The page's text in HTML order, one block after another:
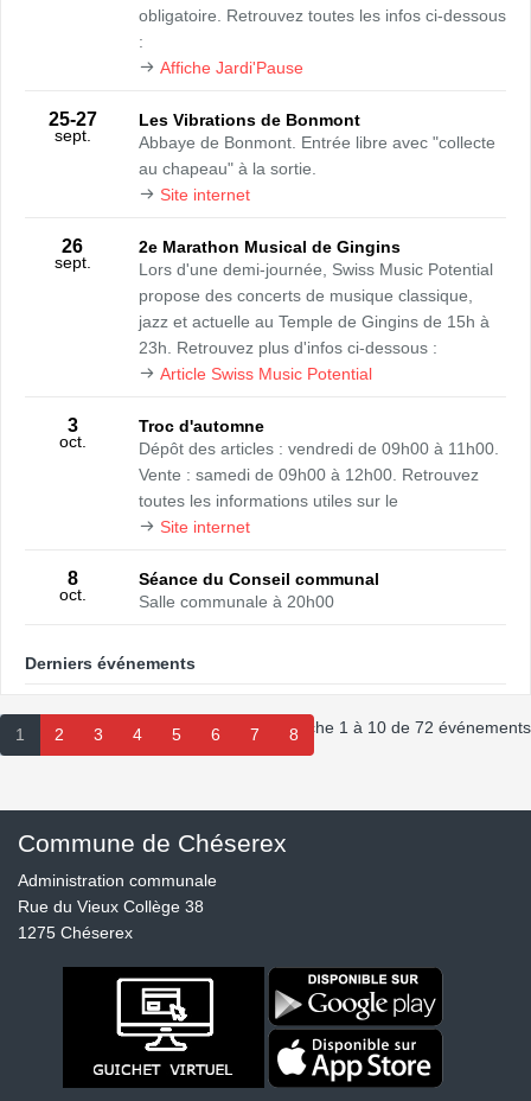
obligatoire. Retrouvez toutes les infos ci-dessous
:
Affiche Jardi'Pause
25-27
sept.
Les Vibrations de Bonmont
Abbaye de Bonmont. Entrée libre avec "collecte
au chapeau" à la sortie.
Site internet
26
sept.
2e Marathon Musical de Gingins
Lors d'une demi-journée, Swiss Music Potential
propose des concerts de musique classique,
jazz et actuelle au Temple de Gingins de 15h à
23h. Retrouvez plus d'infos ci-dessous :
Article Swiss Music Potential
3
oct.
Troc d'automne
Dépôt des articles : vendredi de 09h00 à 11h00.
Vente : samedi de 09h00 à 12h00. Retrouvez
toutes les informations utiles sur le
Site internet
8
oct.
Séance du Conseil communal
Salle communale à 20h00
Derniers événements
Affiche 1 à 10 de 72 événements
1 2 3 4 5 6 7 8
Commune de Chéserex
Administration communale
Rue du Vieux Collège 38
1275 Chéserex